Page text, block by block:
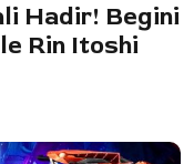
Hadir! Begini
Rin Itoshi